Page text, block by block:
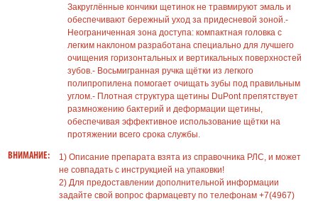
Закруглённые кончики щетинок не травмируют эмаль и
обеспечивают бережный уход за придесневой зоной.-
Неограниченная зона доступа: компактная головка с
легким наклоном разработана специально для лучшего
очищения горизонтальных и вертикальных поверхностей
зубов.- Восьмигранная ручка щётки из легкого
полипропилена помогает очищать зубы под правильным
углом.- Плотная структура щетины DuPont препятствует
размножению бактерий и деформации щетины,
обеспечивая эффективное использование щётки на
протяжении всего срока службы.
ВНИМАНИЕ:
1) Описание препарата взята из справочника РЛС, и может
не совпадать с инструкцией на упаковки!
2) Для предоставлении дополнительной информации
задайте свой вопрос фармацевту по телефонам +7(4967)